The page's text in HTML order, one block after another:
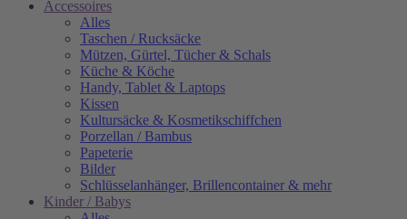
Accessoires
Alles
Taschen / Rucksäcke
Mützen, Gürtel, Tücher & Schals
Küche & Köche
Handy, Tablet & Laptops
Kissen
Kultursäcke & Kosmetikschiffchen
Porzellan / Bambus
Papeterie
Bilder
Schlüsselanhänger, Brillencontainer & mehr
Kinder / Babys